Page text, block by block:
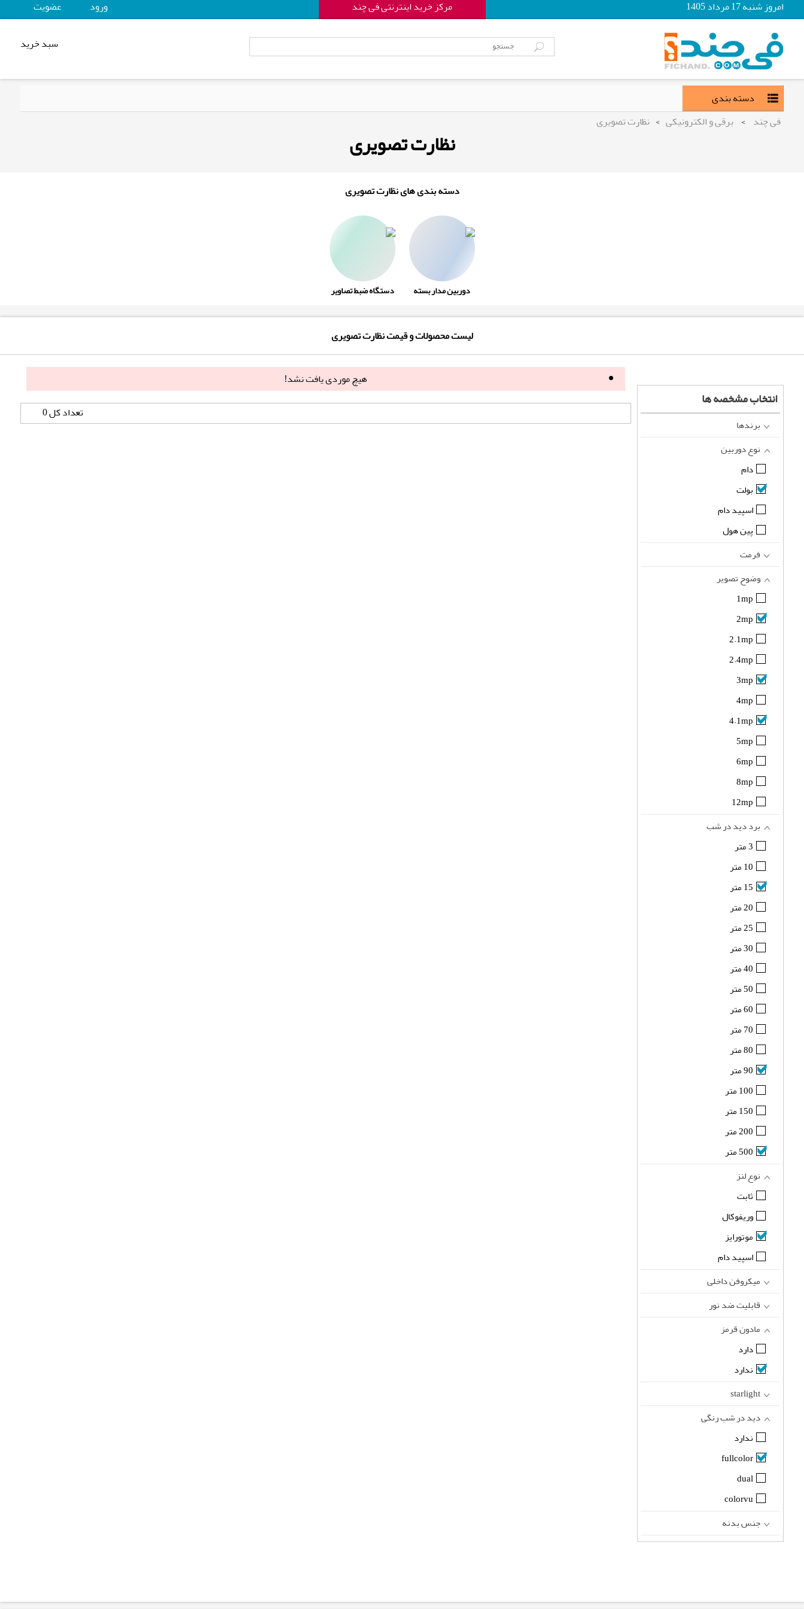
امروز شنبه 17 مرداد 1405 مرکز خرید اینترنتی فی چند ورود عضويت
سبد خرید
دسته بندی
فی چند > برقی و الکترونیکی > نظارت تصویری
نظارت تصویری
دسته بندی های نظارت تصویری
دوربین مدار بسته دستگاه ضبط تصاویر
لیست محصولات و قیمت نظارت تصویری
هیچ موردی یافت نشد!
تعداد کل 0
انتخاب مشخصه ها
برندها
نوع دوربین
دام
بولت
اسپید دام
پین هول
فرمت
وضوح تصویر
1mp
2mp
2.1mp
2.4mp
3mp
4mp
4.1mp
5mp
6mp
8mp
12mp
برد دید در شب
3 متر
10 متر
15 متر
20 متر
25 متر
30 متر
40 متر
50 متر
60 متر
70 متر
80 متر
90 متر
100 متر
150 متر
200 متر
500 متر
نوع لنز
ثابت
وریفوکال
موتورایز
اسپید دام
میکروفن داخلی
قابلیت ضد نور
مادون قرمز
دارد
ندارد
starlight
دید در شب رنگی
ندارد
fullcolor
dual
colorvu
جنس بدنه